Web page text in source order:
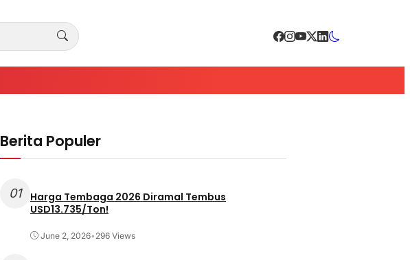
Berita Populer
01
Harga Tembaga 2026 Diramal Tembus
USD13.735/Ton!
June 2, 2026• 296 Views